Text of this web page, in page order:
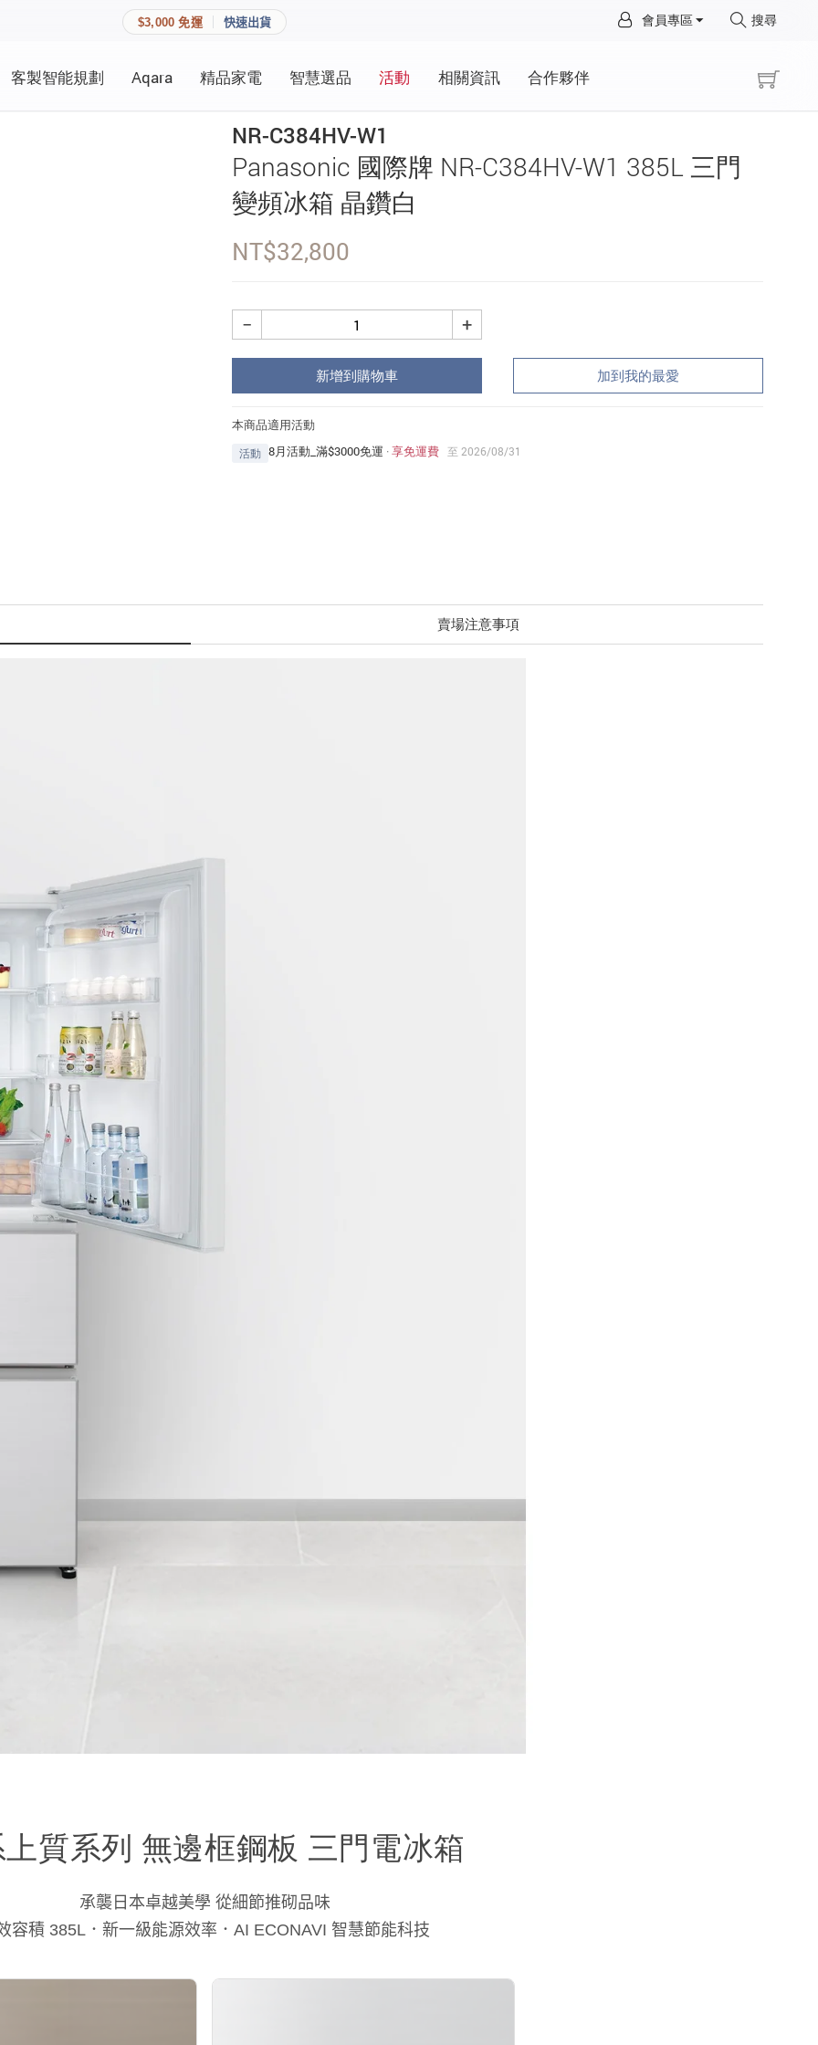
$3,000 免運 快速出貨 會員專區 搜尋
客製智能規劃 Aqara 精品家電 智慧選品 活動 相關資訊 合作夥伴
NR-C384HV-W1
Panasonic 國際牌 NR-C384HV-W1 385L 三門
變頻冰箱 晶鑽白
NT$32,800
+
−
新增到購物車 加到我的最愛
本商品適用活動
活動 8月活動_滿$3000免運 ·享免運費 至 2026/08/31
賣場注意事項
質系列 無邊框鋼板 三門電冰箱
承襲日本卓越美學 從細節推砌品味
容積 385L．新一級能源效率．AI ECONAVI 智慧節能科技
×
會員資料管理
加入 JARVIS VIP